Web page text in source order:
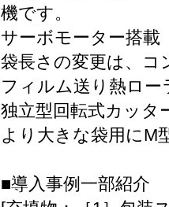
機です。
サーボモーター搭載
袋長さの変更は、コ
フィルム送り熱ロー
独立型回転式カッタ
より大きな袋用にM
■導入事例一部紹介